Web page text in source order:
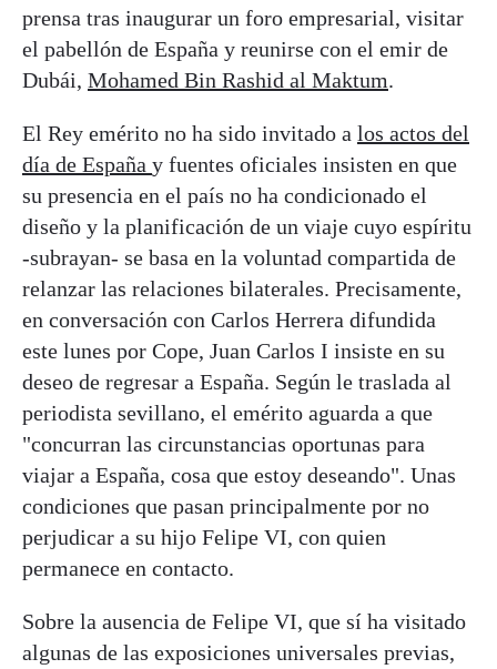
prensa tras inaugurar un foro empresarial, visitar
el pabellón de España y reunirse con el emir de
Dubái, Mohamed Bin Rashid al Maktum.
El Rey emérito no ha sido invitado a los actos del
día de España y fuentes oficiales insisten en que
su presencia en el país no ha condicionado el
diseño y la planificación de un viaje cuyo espíritu
-subrayan- se basa en la voluntad compartida de
relanzar las relaciones bilaterales. Precisamente,
en conversación con Carlos Herrera difundida
este lunes por Cope, Juan Carlos I insiste en su
deseo de regresar a España. Según le traslada al
periodista sevillano, el emérito aguarda a que
"concurran las circunstancias oportunas para
viajar a España, cosa que estoy deseando". Unas
condiciones que pasan principalmente por no
perjudicar a su hijo Felipe VI, con quien
permanece en contacto.
Sobre la ausencia de Felipe VI, que sí ha visitado
algunas de las exposiciones universales previas,